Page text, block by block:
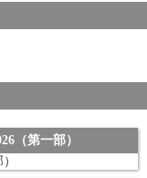
（第一部）